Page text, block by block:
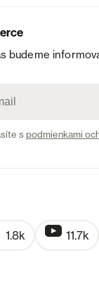
budeme
spodmienkami
1.8k 11.7k